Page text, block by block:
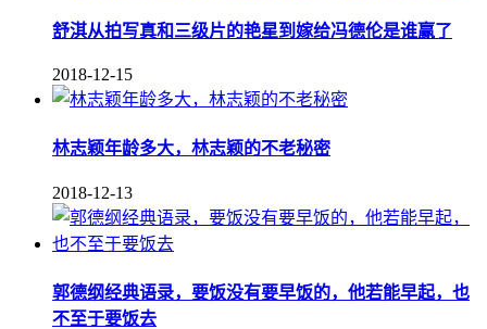
舒淇从拍写真和三级片的艳星到嫁给冯德伦是谁赢了
2018-12-15
林志颖年龄多大，林志颖的不老秘密
2018-12-13
郭德纲经典语录，要饭没有要早饭的，他若能早起，也
不至于要饭去